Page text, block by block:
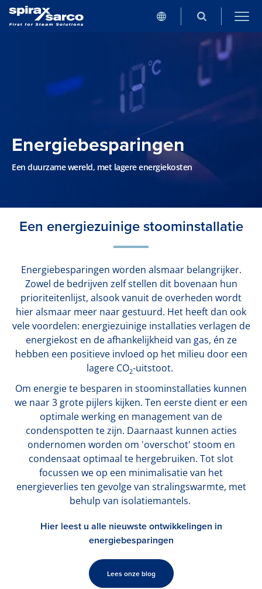
Energie­besparingen
Een duurzame wereld, met lagere energiekosten
Een energiezuinige stoominstallatie
Energiebesparingen worden alsmaar belangrijker.
Zowel de bedrijven zelf stellen dit bovenaan hun
prioriteitenlijst, alsook vanuit de overheden wordt
hier alsmaar meer naar gestuurd. Het heeft dan ook
vele voordelen: energiezuinige installaties verlagen de
energiekost en de afhankelijkheid van gas, én ze
hebben een positieve invloed op het milieu door een
lagere CO2-uitstoot.
Om energie te besparen in stoominstallaties kunnen
we naar 3 grote pijlers kijken. Ten eerste dient er een
optimale werking en management van de
condenspotten te zijn. Daarnaast kunnen acties
ondernomen worden om 'overschot' stoom en
condensaat optimaal te hergebruiken. Tot slot
focussen we op een minimalisatie van het
energieverlies ten gevolge van stralingswarmte, met
behulp van isolatiemantels.
Hier leest u alle nieuwste ontwikkelingen in
energiebesparingen
Lees onze blog